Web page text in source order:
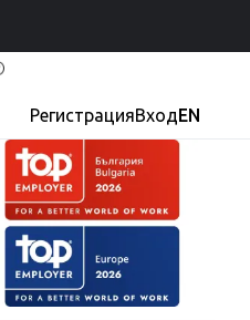
РегистрацияВходEN